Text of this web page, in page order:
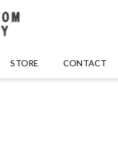
STORE CONTACT